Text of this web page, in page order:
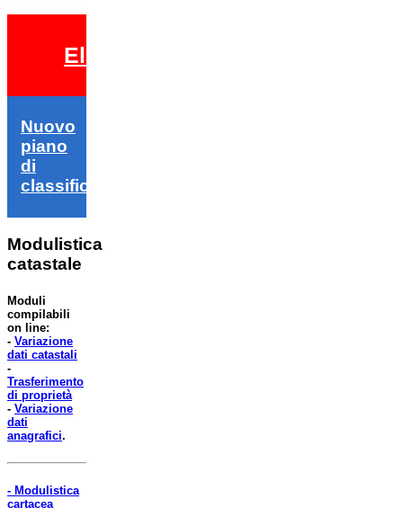
Elezioni 2026
Nuovo
piano
di
classifica
Modulistica
catastale
Moduli
compilabili
on line:
- Variazione
dati catastali
-
Trasferimento
di proprietà
- Variazione
dati
anagrafici.
- Modulistica
cartacea